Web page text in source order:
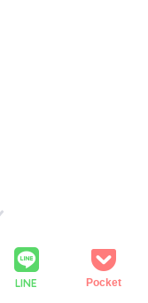
LINE Pocket